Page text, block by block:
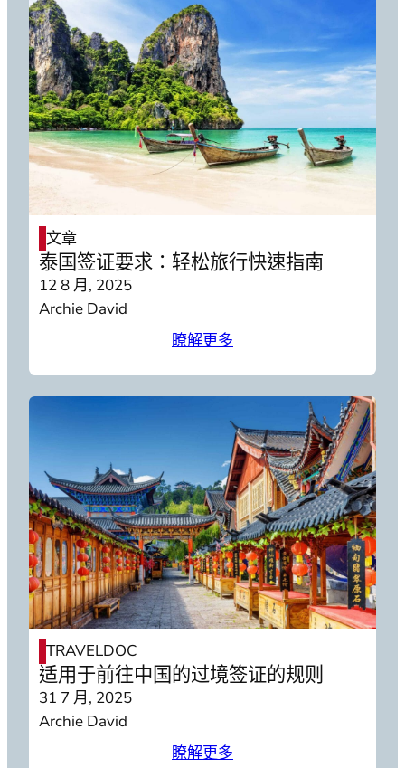
文章
泰国签证要求：轻松旅行快速指南
12 8 月, 2025
Archie David
瞭解更多
TRAVELDOC
适用于前往中国的过境签证的规则
31 7 月, 2025
Archie David
瞭解更多